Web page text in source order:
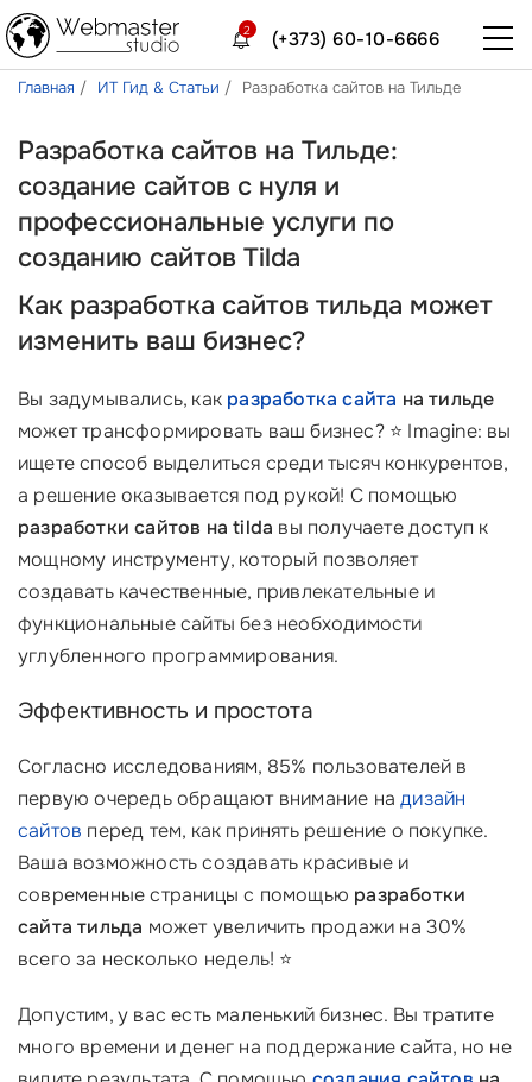
(+373) 60-10-6666
2
Главная ИТ Гид & Статьи Разработка сайтов на Тильде
Разработка сайтов на Тильде:
создание сайтов с нуля и
профессиональные услуги по
созданию сайтов Tilda
Как разработка сайтов тильда может
изменить ваш бизнес?
Вы задумывались, как разработка сайта на тильде
может трансформировать ваш бизнес? ⭐ Imagine: вы
ищете способ выделиться среди тысяч конкурентов,
а решение оказывается под рукой! С помощью
разработки сайтов на tilda вы получаете доступ к
мощному инструменту, который позволяет
создавать качественные, привлекательные и
функциональные сайты без необходимости
углубленного программирования.
Эффективность и простота
Согласно исследованиям, 85% пользователей в
первую очередь обращают внимание надизайн
сайтов перед тем, как принять решение о покупке.
Ваша возможность создавать красивые и
современные страницы с помощью разработки
сайта тильда может увеличить продажи на 30%
всего за несколько недель! ⭐
Допустим, у вас есть маленький бизнес. Вы тратите
много времени и денег на поддержание сайта, но не